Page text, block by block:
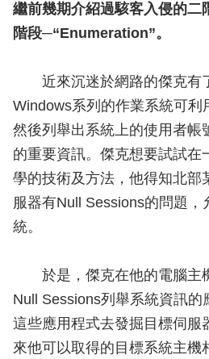
繼前幾期介紹過駭客入侵的二
階段─“Enumeration”。
近來沉迷於網路的傑克有
Windows系列的作業系統可利
然後列舉出系統上的使用者帳
的重要資訊。傑克想要試試在
學的技術及方法，他得知北部
服器有Null Sessions的問題
統。
於是，傑克在他的電腦主
Null Sessions列舉系統資訊的
這些應用程式去發掘目標伺服
來他可以取得的目標系統主機